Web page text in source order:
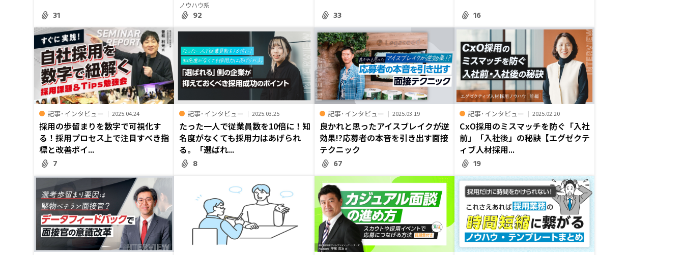
31
ノウハウ系
92 33 16
記事･インタビュー 2025.04.24
採用の歩留まりを数字で可視化す
る！採用プロセス上で注目すべき指
標と改善ポイ...
7
記事･インタビュー 2025.03.25
たった一人で従業員数を10倍に！知
名度がなくても採用力はあげられ
る。「選ばれ...
8
記事･インタビュー 2025.03.19
良かれと思ったアイスブレイクが逆
効果!?応募者の本音を引き出す面接
テクニック
67
記事･インタビュー 2025.02.20
CxO採用のミスマッチを防ぐ「入社
前」「入社後」の秘訣【エグゼクテ
ィブ人材採用...
19